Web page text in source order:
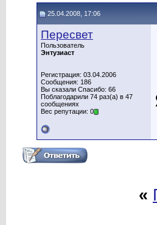
25.04.2008, 17:06
Пересвет
Пользователь
Энтузиаст
Регистрация: 03.04.2006
Сообщения: 186
Вы сказали Спасибо: 66
Поблагодарили 74 раз(а) в 47
сообщениях
Вес репутации: 0
«